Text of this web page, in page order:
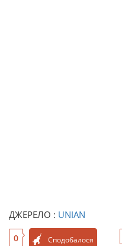
ДЖЕРЕЛО : UNIAN
0 Сподобалося